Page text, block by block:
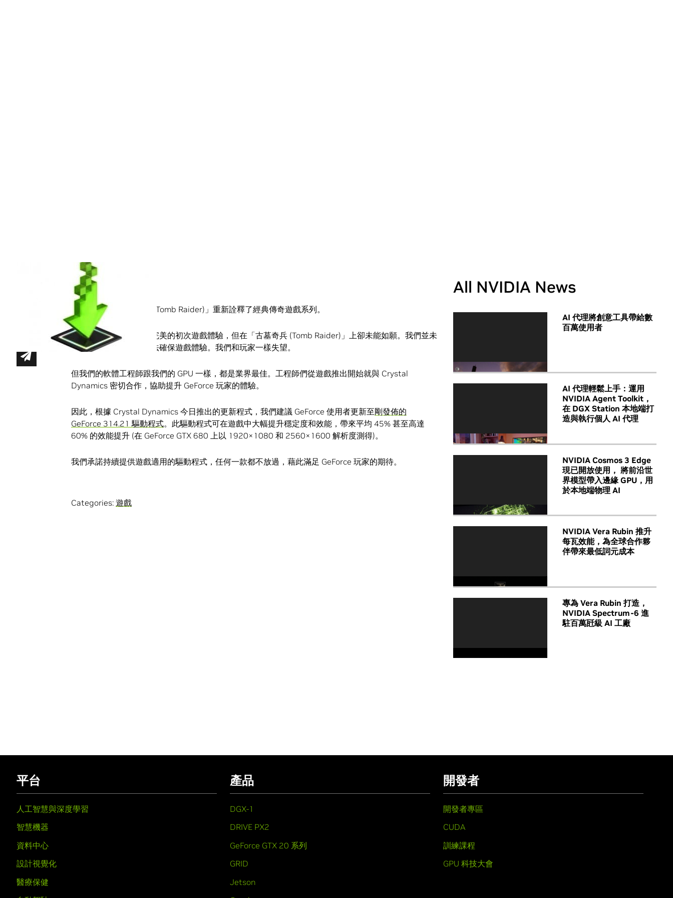
上週推出的「古墓奇兵 (Tomb Raider)」重新詮釋了經典傳奇遊戲系列。
GeForce 玩家都期待著完美的初次遊戲體驗，但在「古墓奇兵 (Tomb Raider)」上卻未能如願。我們並未
及時取得遊戲，因此無法確保遊戲體驗。我們和玩家一樣失望。
但我們的軟體工程師跟我們的 GPU 一樣，都是業界最佳。工程師們從遊戲推出開始就與 Crystal
Dynamics 密切合作，協助提升 GeForce 玩家的體驗。
因此，根據 Crystal Dynamics 今日推出的更新程式，我們建議 GeForce 使用者更新至剛發佈的
GeForce 314.21 驅動程式。此驅動程式可在遊戲中大幅提升穩定度和效能，帶來平均 45% 甚至高達
60% 的效能提升 (在 GeForce GTX 680 上以 1920×1080 和 2560×1600 解析度測得)。
我們承諾持續提供遊戲適用的驅動程式，任何一款都不放過，藉此滿足 GeForce 玩家的期待。
Categories: 遊戲
All NVIDIA News
AI 代理將創意工具帶給數
百萬使用者
AI 代理輕鬆上手：運用
NVIDIA Agent Toolkit，
在 DGX Station 本地端打
造與執行個人 AI 代理
NVIDIA Cosmos 3 Edge
現已開放使用， 將前沿世
界模型帶入邊緣 GPU，用
於本地端物理 AI
NVIDIA Vera Rubin 推升
每瓦效能，為全球合作夥
伴帶來最低詞元成本
專為 Vera Rubin 打造，
NVIDIA Spectrum-6 進
駐百萬瓩級 AI 工廠
平台
人工智慧與深度學習
智慧機器
資料中心
設計視覺化
醫療保健
產品
DGX-1
DRIVE PX2
GeForce GTX 20 系列
GRID
Jetson
開發者
開發者專區
CUDA
訓練課程
GPU 科技大會